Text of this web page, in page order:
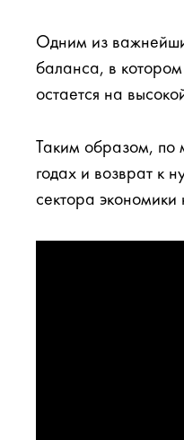
Одним из
баланса, в
остается на
Таким образом, по
годах и возврат к
сектора